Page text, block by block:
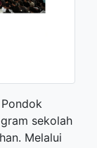
sekolah
Melalui